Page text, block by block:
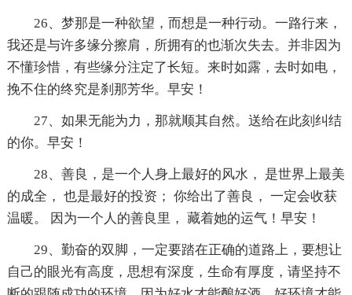
26、梦那是一种欲望，而想是一种行动。一路行来，
我还是与许多缘分擦肩，所拥有的也渐次失去。并非因为
不懂珍惜，有些缘分注定了长短。来时如露，去时如电，
挽不住的终究是刹那芳华。早安！
27、如果无能为力，那就顺其自然。送给在此刻纠结
的你。早安！
28、善良，是一个人身上最好的风水， 是世界上最美
的成全， 也是最好的投资； 你给出了善良， 一定会收获
温暖。 因为一个人的善良里， 藏着她的运气！早安！
29、勤奋的双脚，一定要踏在正确的道路上，要想让
自己的眼光有高度，思想有深度，生命有厚度，请坚持不